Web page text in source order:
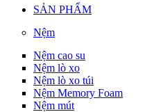
SẢN PHẨM
Nệm
Nệm cao su
Nệm lò xo
Nệm lò xo túi
Nệm Memory Foam
Nệm mút